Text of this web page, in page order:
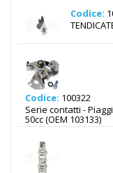
Codice:
Codice: 100322
Serie contatti -
50cc (OEM 103133)